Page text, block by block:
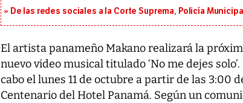
De las redes sociales a la Corte Suprema, Policía
El artista panameño Makano realizará la
nuevo video musical titulado ‘No me dejes
cabo el lunes 11 de octubre a partir de las 3:00
Centenario del Hotel Panamá. Según un